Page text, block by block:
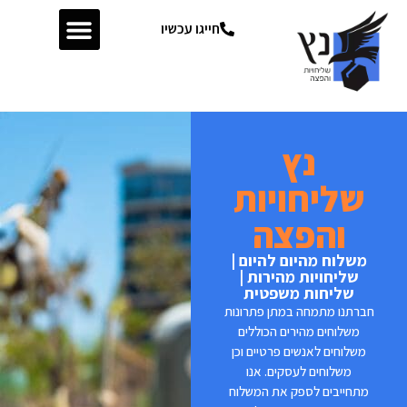
חייגו עכשיו
נץ
שליחויות
והפצה
משלוח מהיום להיום |
שליחויות מהירות |
שליחות משפטית
חברתנו מתמחה במתן פתרונות
משלוחים מהירים הכוללים
משלוחים לאנשים פרטיים וכן
משלוחים לעסקים. אנו
מתחייבים לספק את המשלוח